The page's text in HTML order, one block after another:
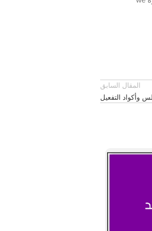
المقال السابق
وأكواد التفعيل